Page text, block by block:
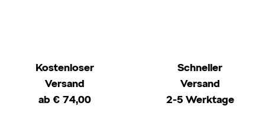
Kostenloser
Versand
ab € 74,00
Schneller
Versand
2-5 Werktage